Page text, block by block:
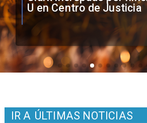
Colo como nuevo
IR A ÚLTIMAS NOTICIAS